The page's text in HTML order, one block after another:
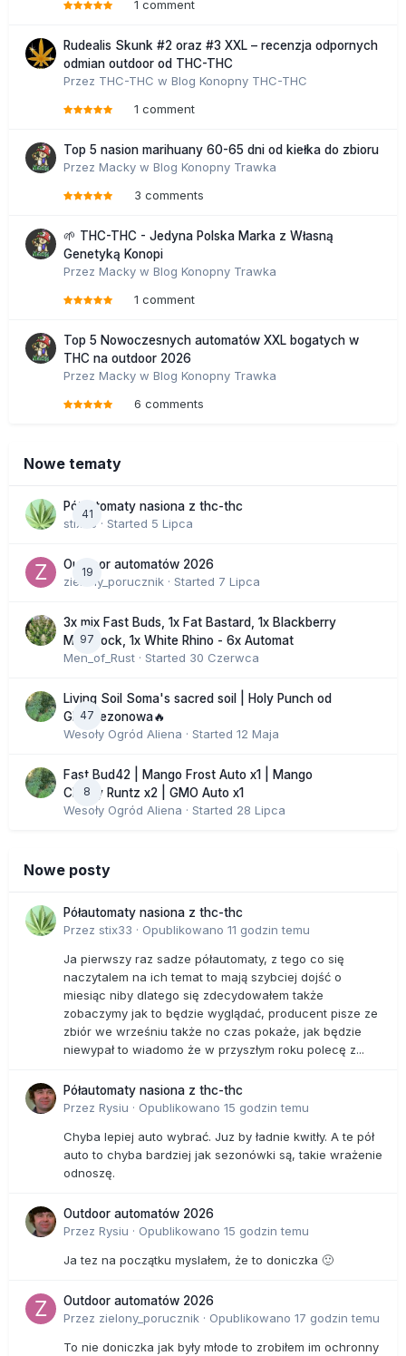
1 comment
Rudealis Skunk #2 oraz #3 XXL – recenzja odpornych
odmian outdoor od THC-THC
Przez THC-THC w Blog Konopny THC-THC
1 comment
Top 5 nasion marihuany 60-65 dni od kiełka do zbioru
Przez Macky w Blog Konopny Trawka
3 comments
🌱 THC-THC - Jedyna Polska Marka z Własną
Genetyką Konopi
Przez Macky w Blog Konopny Trawka
1 comment
Top 5 Nowoczesnych automatów XXL bogatych w
THC na outdoor 2026
Przez Macky w Blog Konopny Trawka
6 comments
Nowe tematy
41
Półautomaty nasiona z thc-thc
stix33 · Started 5 Lipca
19
Outdoor automatów 2026
zielony_porucznik · Started 7 Lipca
97
3x mix Fast Buds, 1x Fat Bastard, 1x Blackberry
Moonrock, 1x White Rhino - 6x Automat
Men_of_Rust · Started 30 Czerwca
47
Living Soil Soma's sacred soil | Holy Punch od
GHS sezonowa🔥
Wesoły Ogród Aliena · Started 12 Maja
8
Fast Bud42 | Mango Frost Auto x1 | Mango
Cherry Runtz x2 | GMO Auto x1
Wesoły Ogród Aliena · Started 28 Lipca
Nowe posty
Półautomaty nasiona z thc-thc
Przez stix33 · Opublikowano 11 godzin temu
Ja pierwszy raz sadze półautomaty, z tego co się
naczytalem na ich temat to mają szybciej dojść o
miesiąc niby dlatego się zdecydowałem także
zobaczymy jak to będzie wyglądać, producent pisze ze
zbiór we wrześniu także no czas pokaże, jak będzie
niewypał to wiadomo że w przyszłym roku polecę z...
Półautomaty nasiona z thc-thc
Przez Rysiu · Opublikowano 15 godzin temu
Chyba lepiej auto wybrać. Juz by ładnie kwitły. A te pół
auto to chyba bardziej jak sezonówki są, takie wrażenie
odnoszę.
Outdoor automatów 2026
Przez Rysiu · Opublikowano 15 godzin temu
Ja tez na początku myslałem, że to doniczka 🙂
Outdoor automatów 2026
Przez zielony_porucznik · Opublikowano 17 godzin temu
To nie doniczka jak były młode to zrobiłem im ochronny